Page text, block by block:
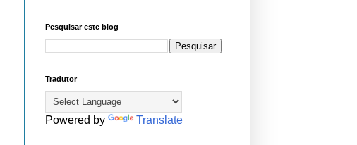
Pesquisar este blog
Tradutor
Powered by Translate